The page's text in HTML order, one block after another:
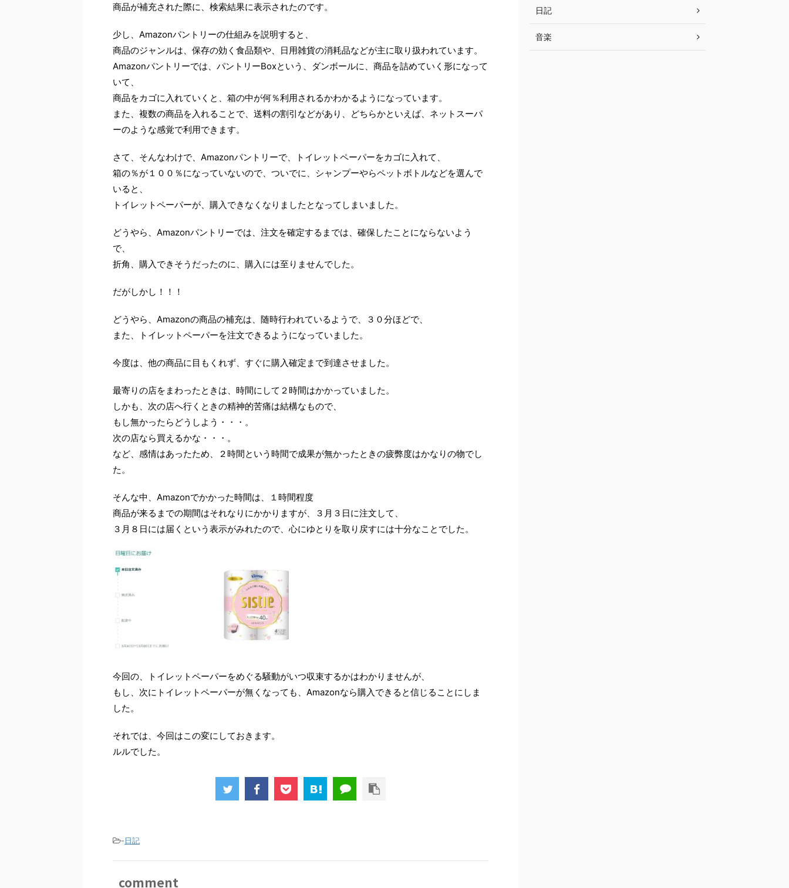
商品が補充された際に、検索結果に表示されたのです。
少し、Amazonパントリーの仕組みを説明すると、
商品のジャンルは、保存の効く食品類や、日用雑貨の消耗品などが主に取り扱われています。
Amazonパントリーでは、パントリーBoxという、ダンボールに、商品を詰めていく形になって
いて、
商品をカゴに入れていくと、箱の中が何％利用されるかわかるようになっています。
また、複数の商品を入れることで、送料の割引などがあり、どちらかといえば、ネットスーパ
ーのような感覚で利用できます。
さて、そんなわけで、Amazonパントリーで、トイレットペーパーをカゴに入れて、
箱の％が１００％になっていないので、ついでに、シャンプーやらペットボトルなどを選んで
いると、
トイレットペーパーが、購入できなくなりましたとなってしまいました。
どうやら、Amazonパントリーでは、注文を確定するまでは、確保したことにならないよう
で、
折角、購入できそうだったのに、購入には至りませんでした。
だがしかし！！！
どうやら、Amazonの商品の補充は、随時行われているようで、３０分ほどで、
また、トイレットペーパーを注文できるようになっていました。
今度は、他の商品に目もくれず、すぐに購入確定まで到達させました。
最寄りの店をまわったときは、時間にして２時間はかかっていました。
しかも、次の店へ行くときの精神的苦痛は結構なもので、
もし無かったらどうしよう・・・。
次の店なら買えるかな・・・。
など、感情はあったため、２時間という時間で成果が無かったときの疲弊度はかなりの物でし
た。
そんな中、Amazonでかかった時間は、１時間程度
商品が来るまでの期間はそれなりにかかりますが、３月３日に注文して、
３月８日には届くという表示がみれたので、心にゆとりを取り戻すには十分なことでした。
今回の、トイレットペーパーをめぐる騒動がいつ収束するかはわかりませんが、
もし、次にトイレットペーパーが無くなっても、Amazonなら購入できると信じることにしま
した。
それでは、今回はこの変にしておきます。
ルルでした。
-日記
comment
日記
音楽